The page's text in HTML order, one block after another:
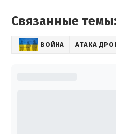
Связанные темы:
ВОЙНА АТАКА